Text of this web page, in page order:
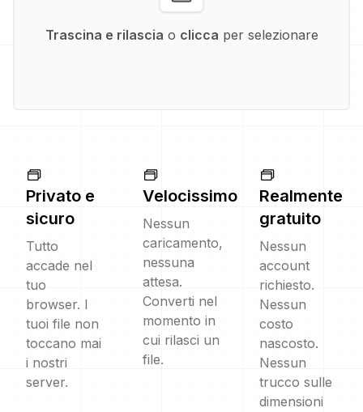
Trascina e rilascia o clicca per selezionare
Privato e
sicuro
Tutto
accade nel
tuo
browser. I
tuoi file non
toccano mai
i nostri
server.
Velocissimo
Nessun
caricamento,
nessuna
attesa.
Converti nel
momento in
cui rilasci un
file.
Realmente
gratuito
Nessun
account
richiesto.
Nessun
costo
nascosto.
Nessun
trucco sulle
dimensioni